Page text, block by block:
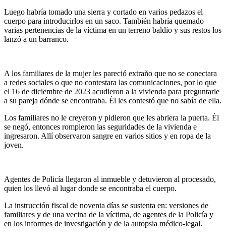
Luego habría tomado una sierra y cortado en varios pedazos el
cuerpo para introducirlos en un saco. También habría quemado
varias pertenencias de la víctima en un terreno baldío y sus restos los
lanzó a un barranco.
A los familiares de la mujer les pareció extraño que no se conectara
a redes sociales o que no contestara las comunicaciones, por lo que
el 16 de diciembre de 2023 acudieron a la vivienda para preguntarle
a su pareja dónde se encontraba. Él les contestó que no sabía de ella.
Los familiares no le creyeron y pidieron que les abriera la puerta. Él
se negó, entonces rompieron las seguridades de la vivienda e
ingresaron. Allí observaron sangre en varios sitios y en ropa de la
joven.
Agentes de Policía llegaron al inmueble y detuvieron al procesado,
quien los llevó al lugar donde se encontraba el cuerpo.
La instrucción fiscal de noventa días se sustenta en: versiones de
familiares y de una vecina de la víctima, de agentes de la Policía y
en los informes de investigación y de la autopsia médico-legal.